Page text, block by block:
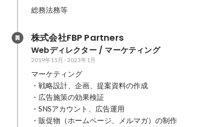
総務法務等
株式会社FBP Partners
Webディレクター / マーケティング
2019年11月 -2023年1月
マーケティング
・戦略設計、企画、提案資料の作成
・広告施策の効果検証
・SNSアカウント、広告運用
・販促物（ホームページ、メルマガ）の制作